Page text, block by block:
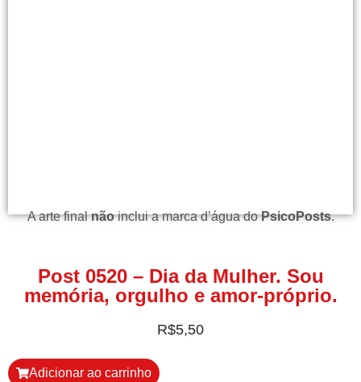
A arte finalnãoinclui a marca d’água doPsicoPosts.
Post 0520 – Dia da Mulher. Sou
memória, orgulho e amor-próprio.
R$5,50
Adicionar ao carrinho